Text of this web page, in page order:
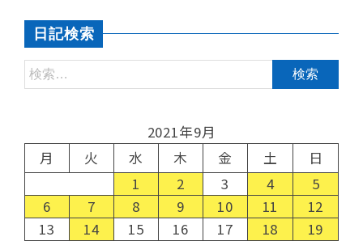
日記検索
2021年9月
月
火 水 木 金 土
日
1
2 3 4
5
6
7 8 9 10 11
12
13
14 15 16 17 18
19